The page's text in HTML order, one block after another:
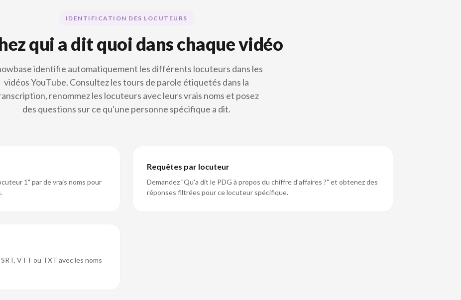
IDENTIFICATION DES LOCUTEURS
qui a dit quoi dans chaque vidéo
identifie automatiquement les différents locuteurs dans les
vidéos YouTube. Consultez les tours de parole étiquetés dans la
renommez les locuteurs avec leurs vrais noms et posez
des questions sur ce qu'une personne spécifique a dit.
1" par de vrais noms pour
Requêtes par locuteur
Demandez "Qu'a dit le PDG à propos du chiffre d'affaires ?" et obtenez des
réponses filtrées pour ce locuteur spécifique.
VTT ou TXT avec les noms